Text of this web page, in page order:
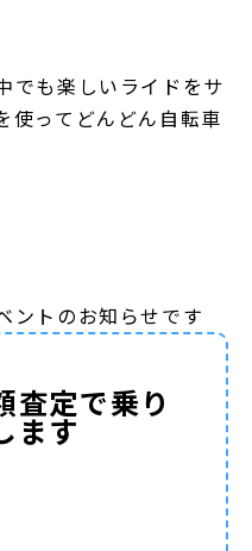
でも楽しいライドをサ
使ってどんどん自転車
ントのお知らせです
査定で乗り
ます